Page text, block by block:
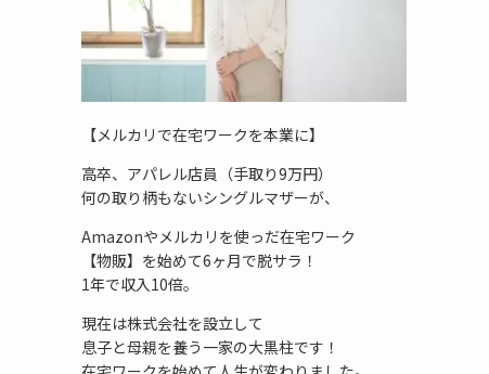
【メルカリで在宅ワークを本業に】
高卒、アパレル店員（手取り9万円）
何の取り柄もないシングルマザーが、
Amazonやメルカリを使っだ在宅ワーク
【物販】を始めて6ヶ月で脱サラ！
1年で収入10倍。
現在は株式会社を設立して
息子と母親を養う一家の大黒柱です！